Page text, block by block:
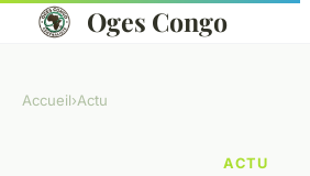
Oges Congo
Accueil›Actu
ACTU